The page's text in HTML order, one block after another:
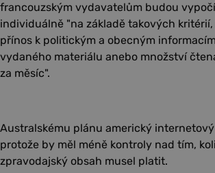
francouzským vydavatelům budou
individuálně "na základě takových
přínos k politickým a obecným
vydaného materiálu anebo množství
za měsíc".
Australskému plánu americký
protože by měl méně kontroly nad tím,
zpravodajský obsah musel platit.